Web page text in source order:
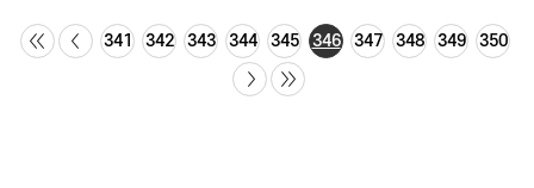
341 342 343 344 345 346 347 348 349 350